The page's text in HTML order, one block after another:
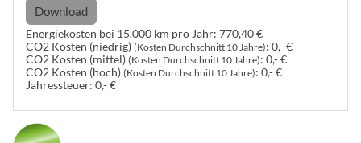
Download
Energiekosten bei 15.000 km pro Jahr: 770,40 €
CO2 Kosten (niedrig) (Kosten Durchschnitt 10 Jahre): 0,- €
CO2 Kosten (mittel) (Kosten Durchschnitt 10 Jahre): 0,- €
CO2 Kosten (hoch) (Kosten Durchschnitt 10 Jahre): 0,- €
Jahressteuer: 0,- €